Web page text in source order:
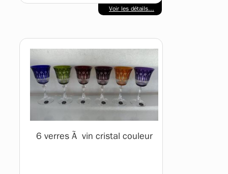
Voir les détails...
6 verres Ã vin cristal couleur